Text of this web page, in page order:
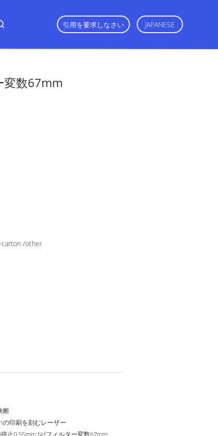
引用を要求しなさい JAPANESE
変数67mm
/other
断
の印刷を刻むレーザー
止0.55mm Ndフィルター変数67mm